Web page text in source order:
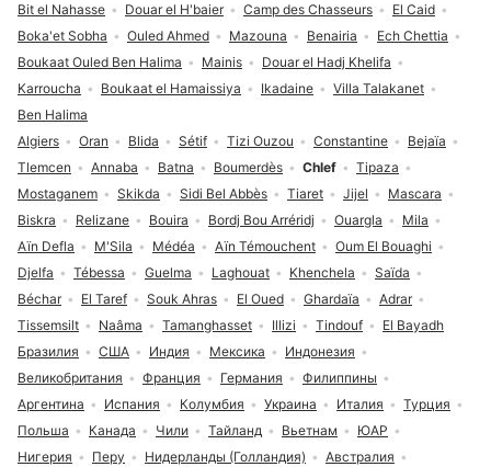
Бразилия США Индия Мексика
Индонезия
Великобритания
Франция Германия
Филиппины
Аргентина
Испания Колумбия Украина Италия
Турция
Польша
Канада Чили Тайланд Вьетнам
ЮАР
Нигерия
Перу Нидерланды (Голландия)
Австралия
Algiers Oran Blida Sétif Tizi Ouzou Constantine
Bejaïa
Tlemcen
Annaba Batna Boumerdès Chlef
Tipaza
Mostaganem
Skikda Sidi Bel Abbès Tiaret Jijel
Mascara
Biskra
Relizane Bouira Bordj Bou Arréridj Ouargla
Mila
Aïn Defla
M'Sila Médéa Aïn Témouchent
Oum El Bouaghi
Djelfa
Tébessa Guelma Laghouat Khenchela
Saïda
Béchar
El Taref Souk Ahras El Oued Ghardaïa
Adrar
Tissemsilt
Naâma Tamanghasset Illizi Tindouf El Bayadh
Bit el Nahasse
Douar el H'baier Camp des Chasseurs
El Caid
Boka'et Sobha
Ouled Ahmed Mazouna Benairia
Ech Chettia
Boukaat Ouled Ben Halima
Mainis
Douar el Hadj Khelifa
Karroucha
Boukaat el Hamaissiya Ikadaine
Villa Talakanet
Ben Halima